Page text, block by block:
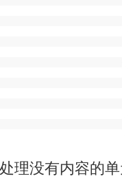
理没有内容的